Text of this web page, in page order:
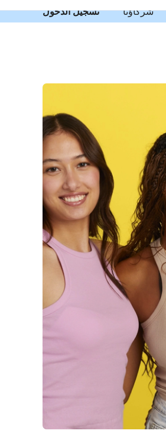
شركاؤنا تسجيل الدخول